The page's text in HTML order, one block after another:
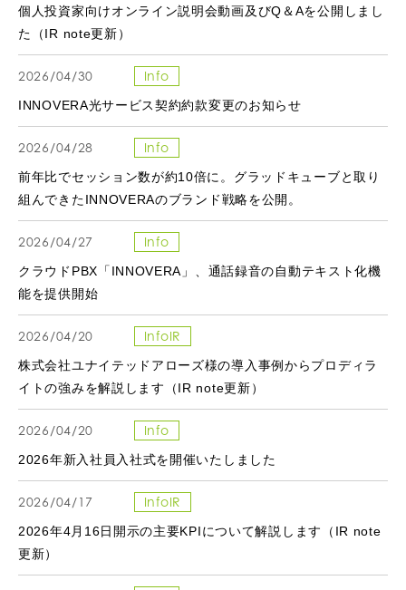
個人投資家向けオンライン説明会動画及びQ＆Aを公開しまし
た（IR note更新）
2026/04/30 Info
INNOVERA光サービス契約約款変更のお知らせ
2026/04/28 Info
前年比でセッション数が約10倍に。グラッドキューブと取り
組んできたINNOVERAのブランド戦略を公開。
2026/04/27 Info
クラウドPBX「INNOVERA」、通話録音の自動テキスト化機
能を提供開始
2026/04/20 InfoIR
株式会社ユナイテッドアローズ様の導入事例からプロディラ
イトの強みを解説します（IR note更新）
2026/04/20 Info
2026年新入社員入社式を開催いたしました
2026/04/17 InfoIR
2026年4月16日開示の主要KPIについて解説します（IR note
更新）